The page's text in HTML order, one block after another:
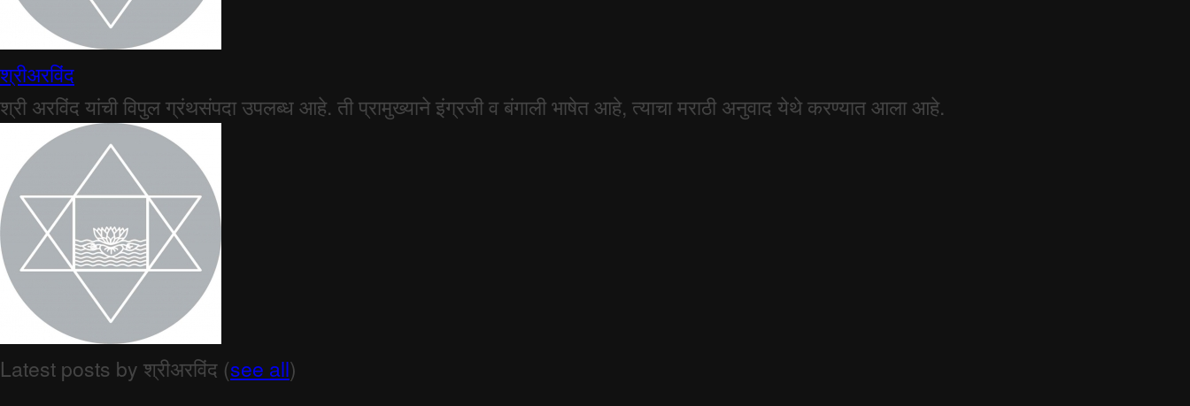
श्रीअरविंद
श्री अरविंद यांची विपुल ग्रंथसंपदा उपलब्ध आहे. ती प्रामुख्याने इंग्रजी व बंगाली भाषेत आहे, त्याचा मराठी अनुवाद येथे करण्यात आला आहे.
Latest posts by श्रीअरविंद (see all)